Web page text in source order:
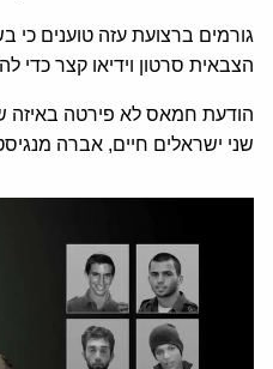
גורמים ברצועת עזה טוענים
הצבאית סרטון וידיאו קצר כדי
הודעת חמאס לא פירטה באיזה
שני ישראלים חיים, אברה